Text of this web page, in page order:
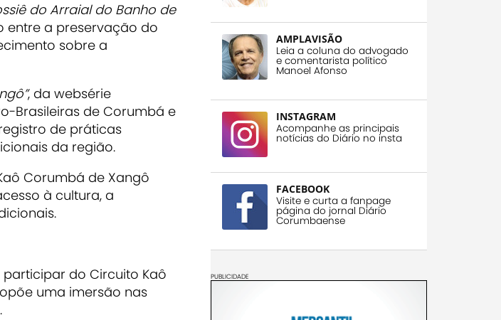
do Arraial do Banho de
entre a preservação do
sobre a
, da websérie
Brasileiras de Corumbá e
de práticas
da região.
Corumbá de Xangô
à cultura, a
do Circuito Kaô
uma imersão nas
AMPLAVISÃO
Leia a coluna do advogado
e comentarista político
Manoel Afonso
INSTAGRAM
Acompanhe as principais
notícias do Diário no insta
FACEBOOK
Visite e curta a fanpage
página do jornal Diário
Corumbaense
PUBLICIDADE